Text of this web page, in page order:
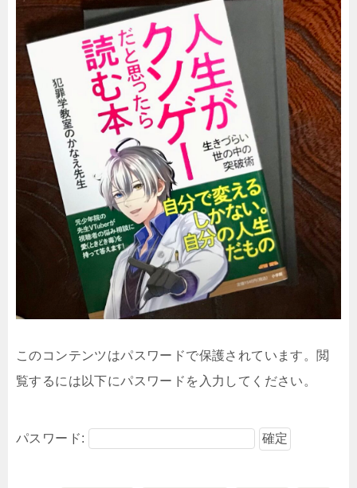
このコンテンツはパスワードで保護されています。閲
覧するには以下にパスワードを入力してください。
パスワード: